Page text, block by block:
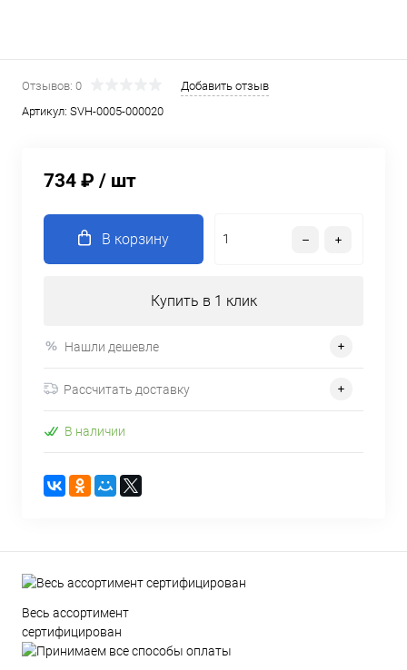
Отзывов: 0
Добавить отзыв
Артикул: SVH-0005-000020
734 ₽ / шт
В корзину
Купить в 1 клик
Нашли дешевле
Рассчитать доставку
В наличии
Весь ассортимент
сертифицирован